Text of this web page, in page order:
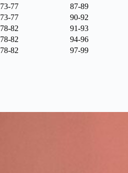
73-77
87-89
73-77
90-92
78-82
91-93
78-82
94-96
78-82 97-99